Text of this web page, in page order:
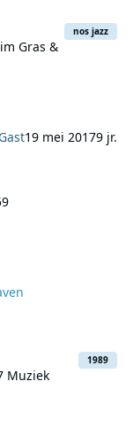
40 relikwie. Is er
Maar
Gras &
nos jazz
Gast19 mei 20179 jr.
Muziek
1989